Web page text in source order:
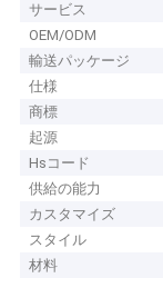
サービス
OEM/ODM
輸送パッケージ
仕様
商標
起源
Hsコード
供給の能力
カスタマイズ
スタイル
材料